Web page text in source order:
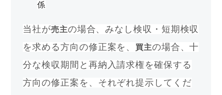
係
当社が売主の場合、みなし検収・短期検収
を求める方向の修正案を、
買主の場合、十
分な検収期間と再納入請求権を確保する
方向の修正案を、それぞれ提示してくだ